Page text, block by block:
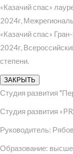
«Казачий спас»
2024г,
«Казачий спас»
2024г,
степени.
ЗАКРЫТЬ
Студия развития
Студия развития
Руководитель:
Образование: